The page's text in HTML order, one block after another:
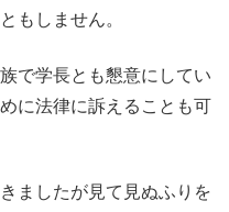
もしません。
で学長とも懇意にしてい
に法律に訴えることも可
ましたが見て見ぬふりを